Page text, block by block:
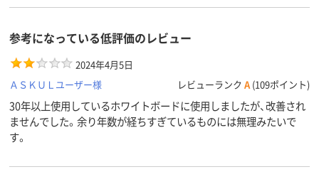
参考になっている低評価のレビュー
2024年4月5日
ＡＳＫＵＬユーザー様
レビューランク A (109ポイント)
30年以上使用しているホワイトボードに使用しましたが、改善され
ませんでした。余り年数が経ちすぎているものには無理みたいで
す。